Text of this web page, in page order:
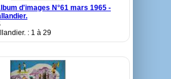
d'images N°61 mars 1965 -
: 1 à 29